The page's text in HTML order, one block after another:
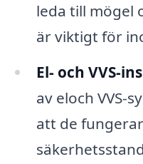
leda till mögel
är viktigt för
El- och VVS-
av eloch VVS-
att de